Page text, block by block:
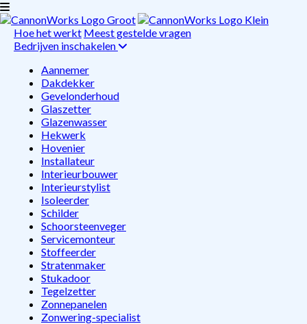
Hoe het werkt Meest gestelde vragen
Bedrijven inschakelen
Aannemer
Dakdekker
Gevelonderhoud
Glaszetter
Glazenwasser
Hekwerk
Hovenier
Installateur
Interieurbouwer
Interieurstylist
Isoleerder
Schilder
Schoorsteenveger
Servicemonteur
Stoffeerder
Stratenmaker
Stukadoor
Tegelzetter
Zonnepanelen
Zonwering-specialist